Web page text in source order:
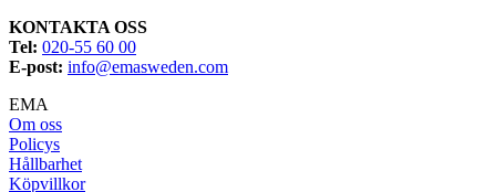
KONTAKTA OSS
Tel: 020-55 60 00
E-post: info@emasweden.com
EMA
Om oss
Policys
Hållbarhet
Köpvillkor